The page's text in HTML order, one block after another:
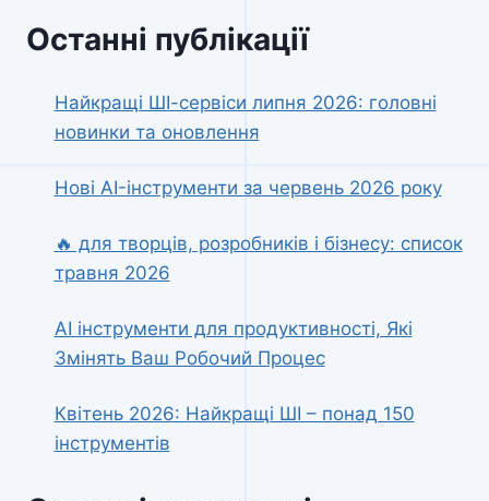
Останні публікації
Найкращі ШІ-сервіси липня 2026: головні
новинки та оновлення
Нові AI-інструменти за червень 2026 року
🔥 для творців, розробників і бізнесу: список
травня 2026
AI інструменти для продуктивності, Які
Змінять Ваш Робочий Процес
Квітень 2026: Найкращі ШІ – понад 150
інструментів